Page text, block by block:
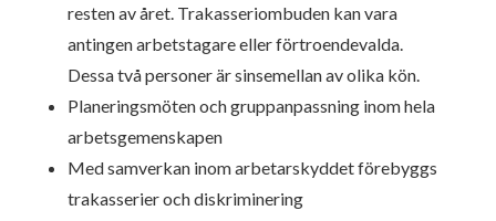
resten av året. Trakasseriombuden kan vara
antingen arbetstagare eller förtroendevalda.
Dessa två personer är sinsemellan av olika kön.
Planeringsmöten och gruppanpassning inom hela
arbetsgemenskapen
Med samverkan inom arbetarskyddet förebyggs
trakasserier och diskriminering